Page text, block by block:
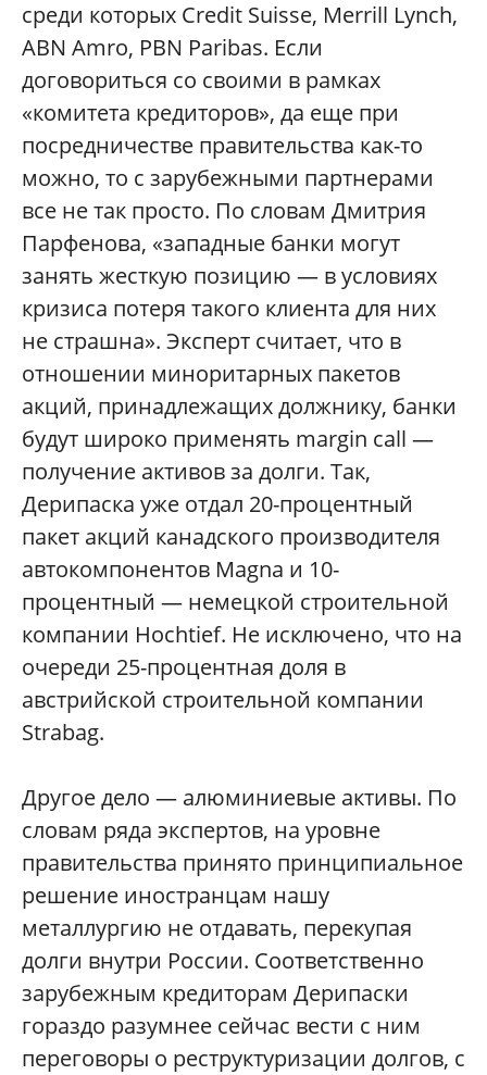
среди которых Credit Suisse, Merrill Lynch,
ABN Amro, PBN Paribas. Если
договориться со своими в рамках
«комитета кредиторов», да еще при
посредничестве правительства как-то
можно, то с зарубежными партнерами
все не так просто. По словам Дмитрия
Парфенова, «западные банки могут
занять жесткую позицию — в условиях
кризиса потеря такого клиента для них
не страшна». Эксперт считает, что в
отношении миноритарных пакетов
акций, принадлежащих должнику, банки
будут широко применять margin call —
получение активов за долги. Так,
Дерипаска уже отдал 20-процентный
пакет акций канадского производителя
автокомпонентов Magna и 10-
процентный — немецкой строительной
компании Hochtief. Не исключено, что на
очереди 25-процентная доля в
австрийской строительной компании
Strabag.
Другое дело — алюминиевые активы. По
словам ряда экспертов, на уровне
правительства принято принципиальное
решение иностранцам нашу
металлургию не отдавать, перекупая
долги внутри России. Соответственно
зарубежным кредиторам Дерипаски
гораздо разумнее сейчас вести с ним
переговоры о реструктуризации долгов, с